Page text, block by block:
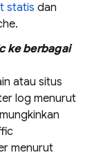
statis dan
ke berbagai
atau situs
log menurut
menurut